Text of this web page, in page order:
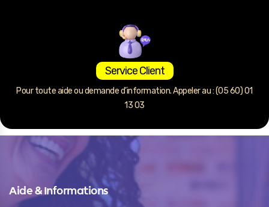
Service Client
Pour toute aide ou demande d’information. Appeler au : (05 60) 01
13 03
Aide & Informations